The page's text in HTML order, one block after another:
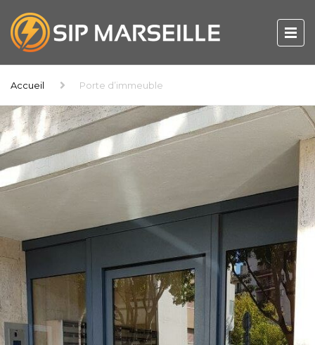
Accueil Porte d’immeuble